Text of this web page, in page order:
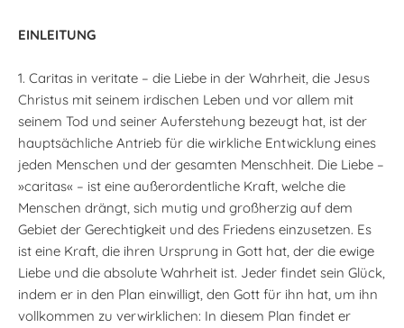
EINLEITUNG
1. Caritas in veritate – die Liebe in der Wahrheit, die Jesus
Christus mit seinem irdischen Leben und vor allem mit
seinem Tod und seiner Auferstehung bezeugt hat, ist der
hauptsächliche Antrieb für die wirkliche Entwicklung eines
jeden Menschen und der gesamten Menschheit. Die Liebe –
»caritas« – ist eine außerordentliche Kraft, welche die
Menschen drängt, sich mutig und großherzig auf dem
Gebiet der Gerechtigkeit und des Friedens einzusetzen. Es
ist eine Kraft, die ihren Ursprung in Gott hat, der die ewige
Liebe und die absolute Wahrheit ist. Jeder findet sein Glück,
indem er in den Plan einwilligt, den Gott für ihn hat, um ihn
vollkommen zu verwirklichen: In diesem Plan findet er